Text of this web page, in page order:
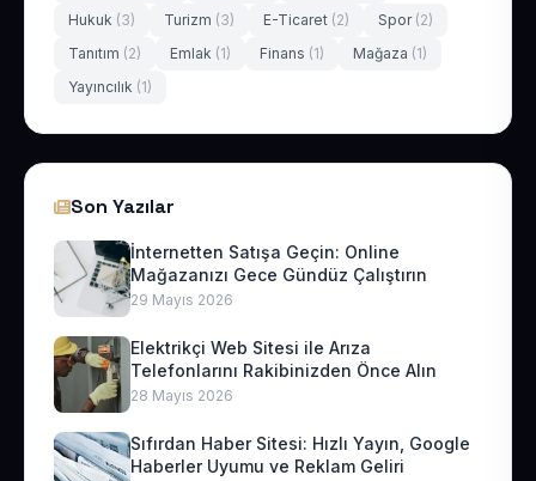
Hukuk (3) Turizm (3) E-Ticaret (2) Spor (2)
Tanıtım (2) Emlak (1) Finans (1) Mağaza (1)
Yayıncılık (1)
Son Yazılar
İnternetten Satışa Geçin: Online
Mağazanızı Gece Gündüz Çalıştırın
29 Mayıs 2026
Elektrikçi Web Sitesi ile Arıza
Telefonlarını Rakibinizden Önce Alın
28 Mayıs 2026
Sıfırdan Haber Sitesi: Hızlı Yayın, Google
Haberler Uyumu ve Reklam Geliri